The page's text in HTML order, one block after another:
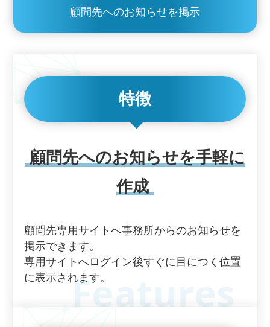
顧問先へのお知らせを掲示
特徴
顧問先へのお知らせを手軽に
作成
顧問先専用サイトへ事務所からのお知らせを
掲示できます。
専用サイトへログイン後すぐに目につく位置
に表示されます。